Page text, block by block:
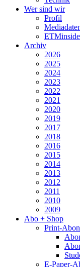
Wer sind wir
Profil
ETMinside
Archiv
2026
2025
2024
2023
2022
2021
2020
2019
2017
2018
2016
2015
2014
2013
2012
2011
2010
2009
Abo + Shop
Print-
E-Paper-